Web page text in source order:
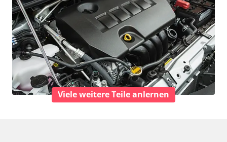
Viele weitere Teile anlernen